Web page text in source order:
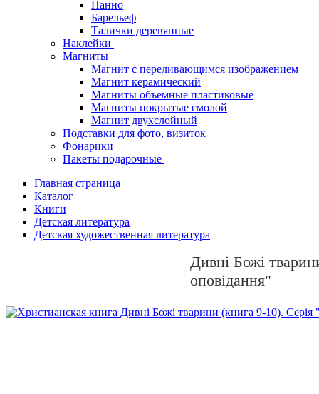
Панно
Барельеф
Талички деревянные
Наклейки
Магниты
Магнит с переливающимся изображением
Магнит керамический
Магниты объемные пластиковые
Магниты покрытые смолой
Магнит двухслойный
Подставки для фото, визиток
Фонарики
Пакеты подарочные
Главная страница
Каталог
Книги
Детская литература
Детская художественная литература
Дивні Божі
оповідання"